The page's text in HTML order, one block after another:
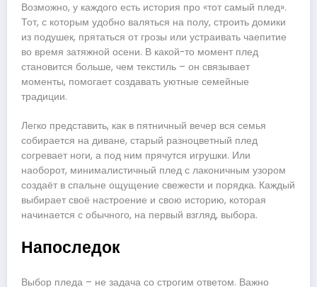
Возможно, у каждого есть история про «тот самый плед».
Тот, с которым удобно валяться на полу, строить домики
из подушек, прятаться от грозы или устраивать чаепитие
во время затяжной осени. В какой-то момент плед
становится больше, чем текстиль – он связывает
моменты, помогает создавать уютные семейные
традиции.
Легко представить, как в пятничный вечер вся семья
собирается на диване, старый разноцветный плед
согревает ноги, а под ним прячутся игрушки. Или
наоборот, минималистичный плед с лаконичным узором
создаёт в спальне ощущение свежести и порядка. Каждый
выбирает своё настроение и свою историю, которая
начинается с обычного, на первый взгляд, выбора.
Напоследок
Выбор пледа – не задача со строгим ответом. Важно